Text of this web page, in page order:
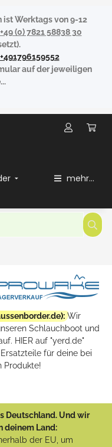
ist Werktags von 9-12
+49 (0) 7821 58838 30
+491796159552
auf der jeweiligen
mehr...
): Wir
Schlauchboot und
HIER auf "yerd.de"
für deine bei
Produkte!
Deutschland. Und wir
deinem Land:
der EU, um